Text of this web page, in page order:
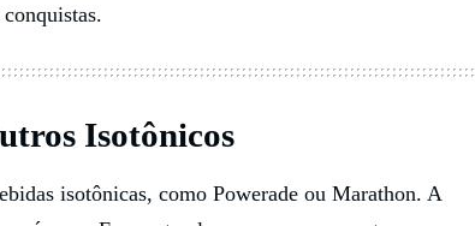
Isotônicos
isotônicas, como Powerade ou Marathon. A